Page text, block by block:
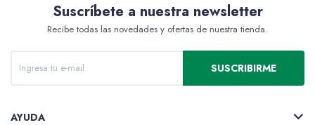
Suscríbete a nuestra newsletter
Recibe todas las novedades y ofertas de nuestra tienda.
SUSCRIBIRME
AYUDA